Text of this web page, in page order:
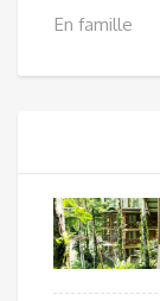
En famille